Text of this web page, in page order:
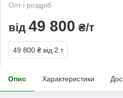
Опт і роздріб
від 49 800 ₴/т
49 800 ₴ від 2 т
Опис Характеристики